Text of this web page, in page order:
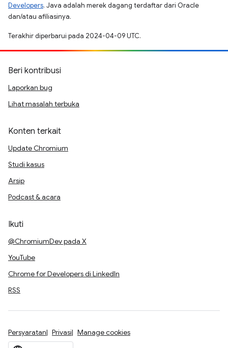
Developers. Java adalah merek dagang terdaftar dari Oracle
dan/atau afiliasinya.
Terakhir diperbarui pada 2024-04-09 UTC.
Beri kontribusi
Laporkan bug
Lihat masalah terbuka
Konten terkait
Update Chromium
Studi kasus
Arsip
Podcast & acara
Ikuti
@ChromiumDev pada X
YouTube
Chrome for Developers di LinkedIn
RSS
Persyaratan Privasi Manage cookies